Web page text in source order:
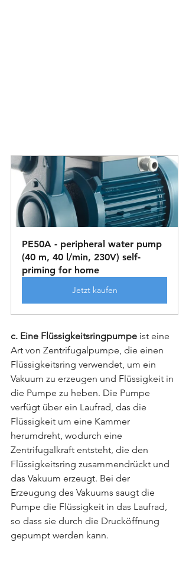
PE50A - peripheral water pump
(40 m, 40 l/min, 230V) self-
priming for home
Jetzt kaufen
c. Eine Flüssigkeitsringpumpe ist eine
Art von Zentrifugalpumpe, die einen
Flüssigkeitsring verwendet, um ein
Vakuum zu erzeugen und Flüssigkeit in
die Pumpe zu heben. Die Pumpe
verfügt über ein Laufrad, das die
Flüssigkeit um eine Kammer
herumdreht, wodurch eine
Zentrifugalkraft entsteht, die den
Flüssigkeitsring zusammendrückt und
das Vakuum erzeugt. Bei der
Erzeugung des Vakuums saugt die
Pumpe die Flüssigkeit in das Laufrad,
so dass sie durch die Drucköffnung
gepumpt werden kann.